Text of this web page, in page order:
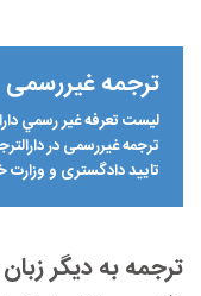
ترجمه غیررسمی
ليست تعرفه غير رسمي
ترجمه غیررسمی در
تایید دادگستری و
ترجمه به دیگر